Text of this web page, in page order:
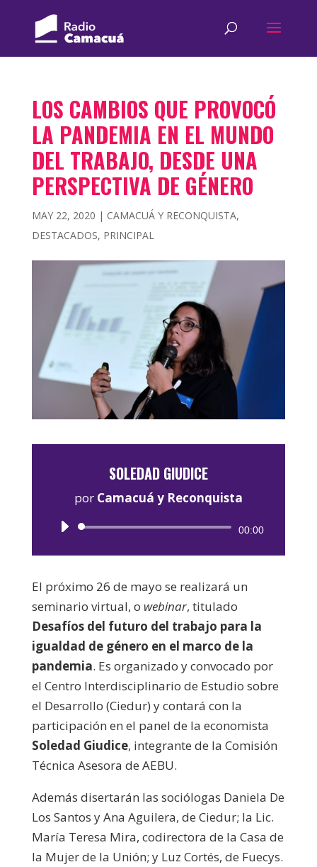
LOS CAMBIOS QUE PROVOCÓ
LA PANDEMIA EN EL MUNDO
DEL TRABAJO, DESDE UNA
PERSPECTIVA DE GÉNERO
MAY 22, 2020 | CAMACUÁ Y RECONQUISTA,
DESTACADOS, PRINCIPAL
SOLEDAD GIUDICE
por Camacuá y Reconquista
Reproductor
00:00
El próximo 26 de mayo se realizará un
seminario virtual, o webinar, titulado
Desafíos del futuro del trabajo para la
igualdad de género en el marco de la
pandemia. Es organizado y convocado por
el Centro Interdisciplinario de Estudio sobre
el Desarrollo (Ciedur) y contará con la
participación en el panel de la economista
Soledad Giudice, integrante de la Comisión
Técnica Asesora de AEBU.
Además disertarán las sociólogas Daniela De
Los Santos y Ana Aguilera, de Ciedur; la Lic.
María Teresa Mira, codirectora de la Casa de
la Mujer de la Unión; y Luz Cortés, de Fuecys.